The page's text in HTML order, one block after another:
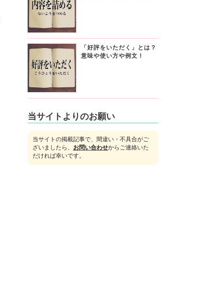
「好評をいただく」とは？
意味や使い方や例文！
当サイトよりのお願い
当サイトの掲載記事で、間違い・不具合がご
ざいましたら、 お問い合わせからご連絡いた
だければ幸いです。